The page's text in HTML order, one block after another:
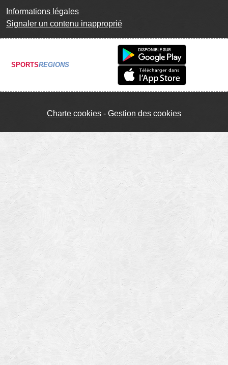
Informations légales
Signaler un contenu inapproprié
SPORTSREGIONS
Charte cookies Gestion des cookies